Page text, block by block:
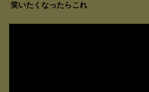
笑いたくなったらこれ